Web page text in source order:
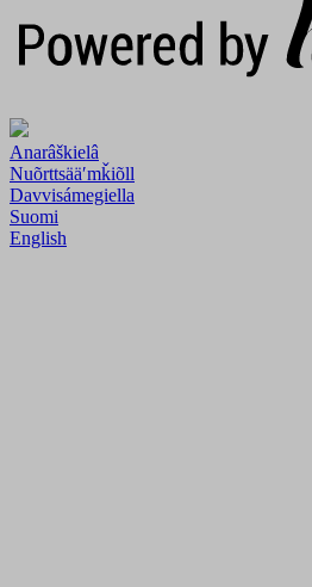
Anarâškielâ
Nuõrttsääʹmǩiõll
Davvisámegiella
Suomi
English